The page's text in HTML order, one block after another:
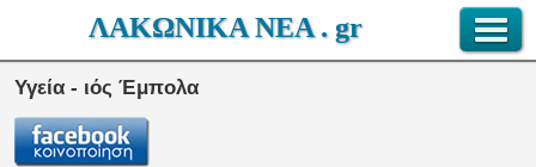
ΛΑΚΩΝΙΚΑ ΝΕΑ . gr
Υγεία - ιός Έμπολα